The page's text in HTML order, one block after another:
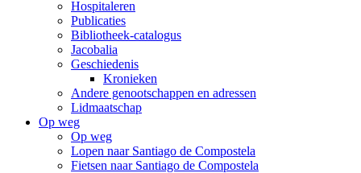
Hospitaleren
Publicaties
Bibliotheek-catalogus
Jacobalia
Geschiedenis
Kronieken
Andere genootschappen en adressen
Lidmaatschap
Op weg
Op weg
Lopen naar Santiago de Compostela
Fietsen naar Santiago de Compostela